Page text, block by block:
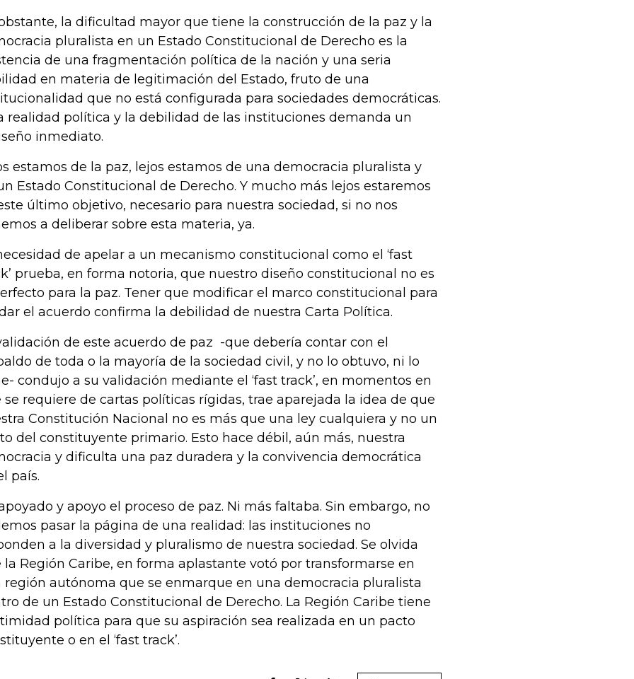
la dificultad mayor que tiene la construcción de la paz y la
pluralista en un Estado Constitucional de Derecho es la
de una fragmentación política de la nación y una seria
en materia de legitimación del Estado, fruto de una
que no está configurada para sociedades democráticas.
realidad política y la debilidad de las instituciones demanda un
inmediato.
estamos de la paz, lejos estamos de una democracia pluralista y
Estado Constitucional de Derecho. Y mucho más lejos estaremos
último objetivo, necesario para nuestra sociedad, si no nos
a deliberar sobre esta materia, ya.
de apelar a un mecanismo constitucional como el ‘fast
prueba, en forma notoria, que nuestro diseño constitucional no es
para la paz. Tener que modificar el marco constitucional para
el acuerdo confirma la debilidad de nuestra Carta Política.
de este acuerdo de paz -que debería contar con el
de toda o la mayoría de la sociedad civil, y no lo obtuvo, ni lo
condujo a su validación mediante el ‘fast track’, en momentos en
se requiere de cartas políticas rígidas, trae aparejada la idea de que
Constitución Nacional no es más que una ley cualquiera y no un
del constituyente primario. Esto hace débil, aún más, nuestra
y dificulta una paz duradera y la convivencia democrática
país.
y apoyo el proceso de paz. Ni más faltaba. Sin embargo, no
pasar la página de una realidad: las instituciones no
a la diversidad y pluralismo de nuestra sociedad. Se olvida
la Región Caribe, en forma aplastante votó por transformarse en
región autónoma que se enmarque en una democracia pluralista
de un Estado Constitucional de Derecho. La Región Caribe tiene
política para que su aspiración sea realizada en un pacto
o en el ‘fast track’.